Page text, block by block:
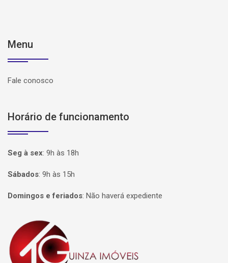
Menu
Fale conosco
Horário de funcionamento
Seg à sex: 9h às 18h
Sábados: 9h às 15h
Domingos e feriados: Não haverá expediente
Página inicial